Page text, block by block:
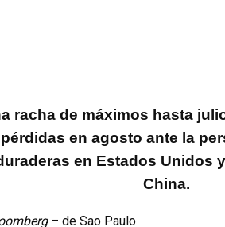
racha de máximos hasta
en agosto ante la
en Estados Unidos
China.
– de Sao Paulo